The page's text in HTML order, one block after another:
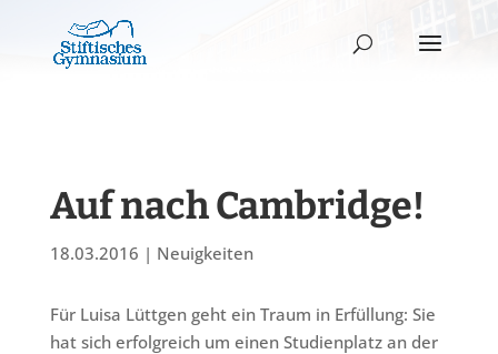
Auf nach Cambridge!
18.03.2016 | Neuigkeiten
Für Luisa Lüttgen geht ein Traum in Erfüllung: Sie
hat sich erfolgreich um einen Studienplatz an der